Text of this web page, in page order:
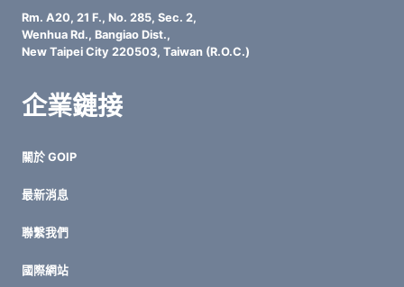
Rm. A20, 21 F., No. 285, Sec. 2,
Wenhua Rd., Bangiao Dist.,
New Taipei City 220503, Taiwan (R.O.C.)
企業鏈接
關於 GOIP
最新消息
聯繫我們
國際網站